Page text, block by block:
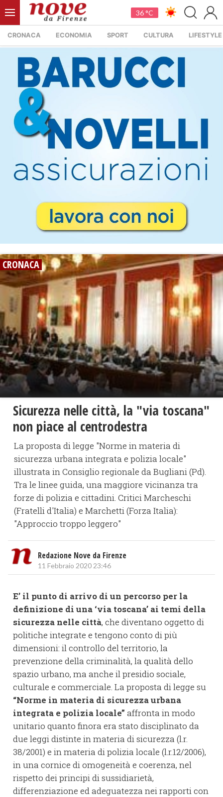
36 °C
CRONACA ECONOMIA SPORT CULTURA LIFESTYLE
CRONACA
Sicurezza nelle città, la "via toscana"
non piace al centrodestra
La proposta di legge "Norme in materia di
sicurezza urbana integrata e polizia locale"
illustrata in Consiglio regionale da Bugliani (Pd).
Tra le linee guida, una maggiore vicinanza tra
forze di polizia e cittadini. Critici Marcheschi
(Fratelli d'Italia) e Marchetti (Forza Italia):
"Approccio troppo leggero"
Redazione Nove da Firenze
11 Febbraio 2020 23:46
E’ il punto di arrivo di un percorso per la
definizione di una ‘via toscana’ ai temi della
sicurezza nelle città, che diventano oggetto di
politiche integrate e tengono conto di più
dimensioni: il controllo del territorio, la
prevenzione della criminalità, la qualità dello
spazio urbano, ma anche il presidio sociale,
culturale e commerciale. La proposta di legge su
“Norme in materia di sicurezza urbana
integrata e polizia locale” affronta in modo
unitario quanto finora era stato disciplinato da
due leggi distinte in materia di sicurezza (l.r.
38/2001) e in materia di polizia locale (l.r.12/2006),
in una cornice di omogeneità e coerenza, nel
rispetto dei principi di sussidiarietà,
differenziazione ed adeguatezza nei rapporti con